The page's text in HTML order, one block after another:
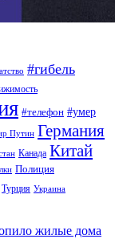
#гибель
#телефон #умер
Путин Германия
Канада Китай
Полиция
Турция Украина
жилые дома